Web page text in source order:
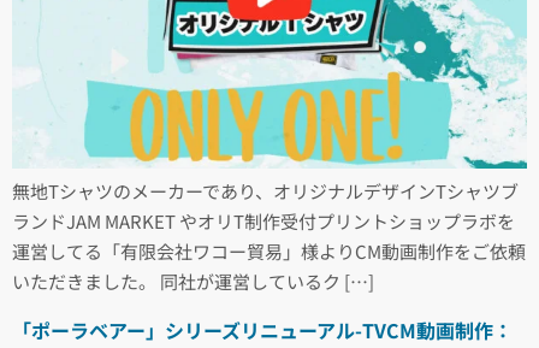
無地Tシャツのメーカーであり、オリジナルデザインTシャツブ
ランドJAM MARKET やオリT制作受付プリントショップラボを
運営してる「有限会社ワコー貿易」様よりCM動画制作をご依頼
いただきました。 同社が運営しているク […]
「ポーラベアー」シリーズリニューアル-TVCM動画制作：